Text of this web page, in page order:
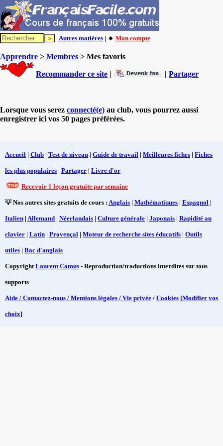
Autres matières | 🔸 Mon compte
Apprendre > Membres > Mes favoris
Recommander ce site | | Partager
Lorsque vous serez connecté(e) au club, vous pourrez aussi
enregistrer ici vos 50 pages préférées.
Accueil | Club | Test de niveau | Guide de travail | Meilleures fiches | Fiches
les plus populaires | Partager | Livre d'or
Recevoir 1 leçon gratuite par semaine
💡 Nos autres sites gratuits de cours : Anglais | Mathématiques | Espagnol |
Italien | Allemand | Néerlandais | Culture générale | Japonais | Rapidité au
clavier | Latin | Provençal | Moteur de recherche sites éducatifs | Outils
utiles | Bac d'anglais
CopyrightLaurent Camus - Reproduction/traductions interdites sur tous
supports
Aide / Contactez-nous / Mentions légales / Vie privée / Cookies [Modifier vos
choix]